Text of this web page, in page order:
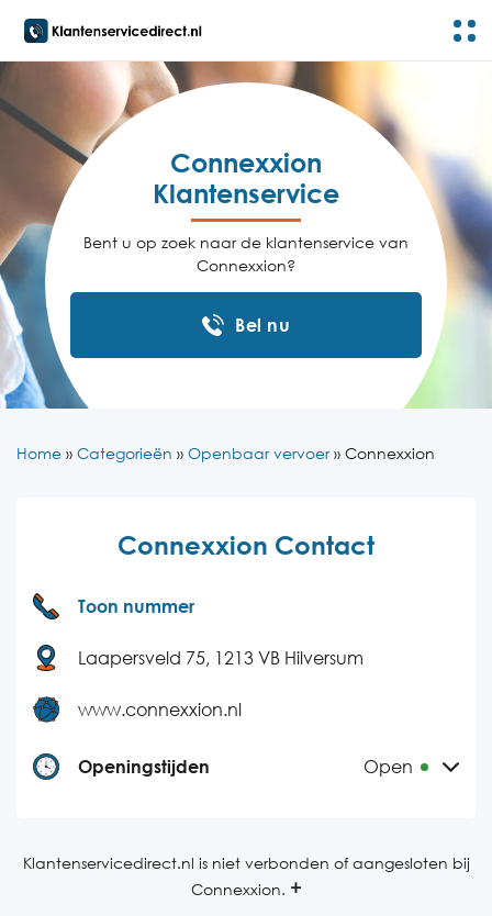
Connexxion
Klantenservice
Bent u op zoek naar de klantenservice van
Connexxion?
Bel nu
Home » Categorieën » Openbaar vervoer» Connexxion
Connexxion Contact
Toon nummer
Laapersveld 75, 1213 VB Hilversum
www.connexxion.nl
Openingstijden Open
Dinsdag
06:00-22:00
Klantenservicedirect.nl is niet verbonden of aangesloten bij
Connexxion.